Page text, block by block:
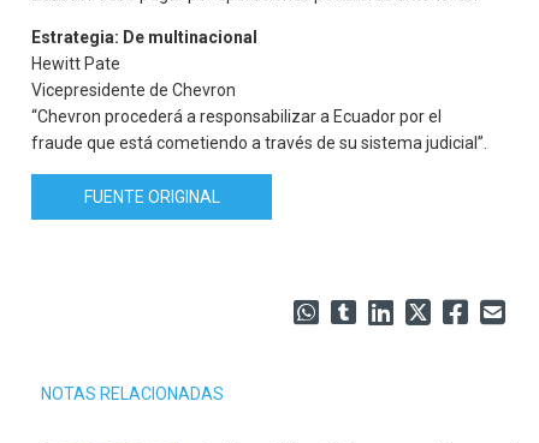
Estrategia: De multinacional
Hewitt Pate
Vicepresidente de Chevron
“Chevron procederá a responsabilizar a Ecuador por el
fraude que está cometiendo a través de su sistema judicial”.
FUENTE ORIGINAL
NOTAS RELACIONADAS